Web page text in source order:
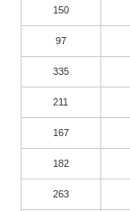
150
97
335
211
167
182
263